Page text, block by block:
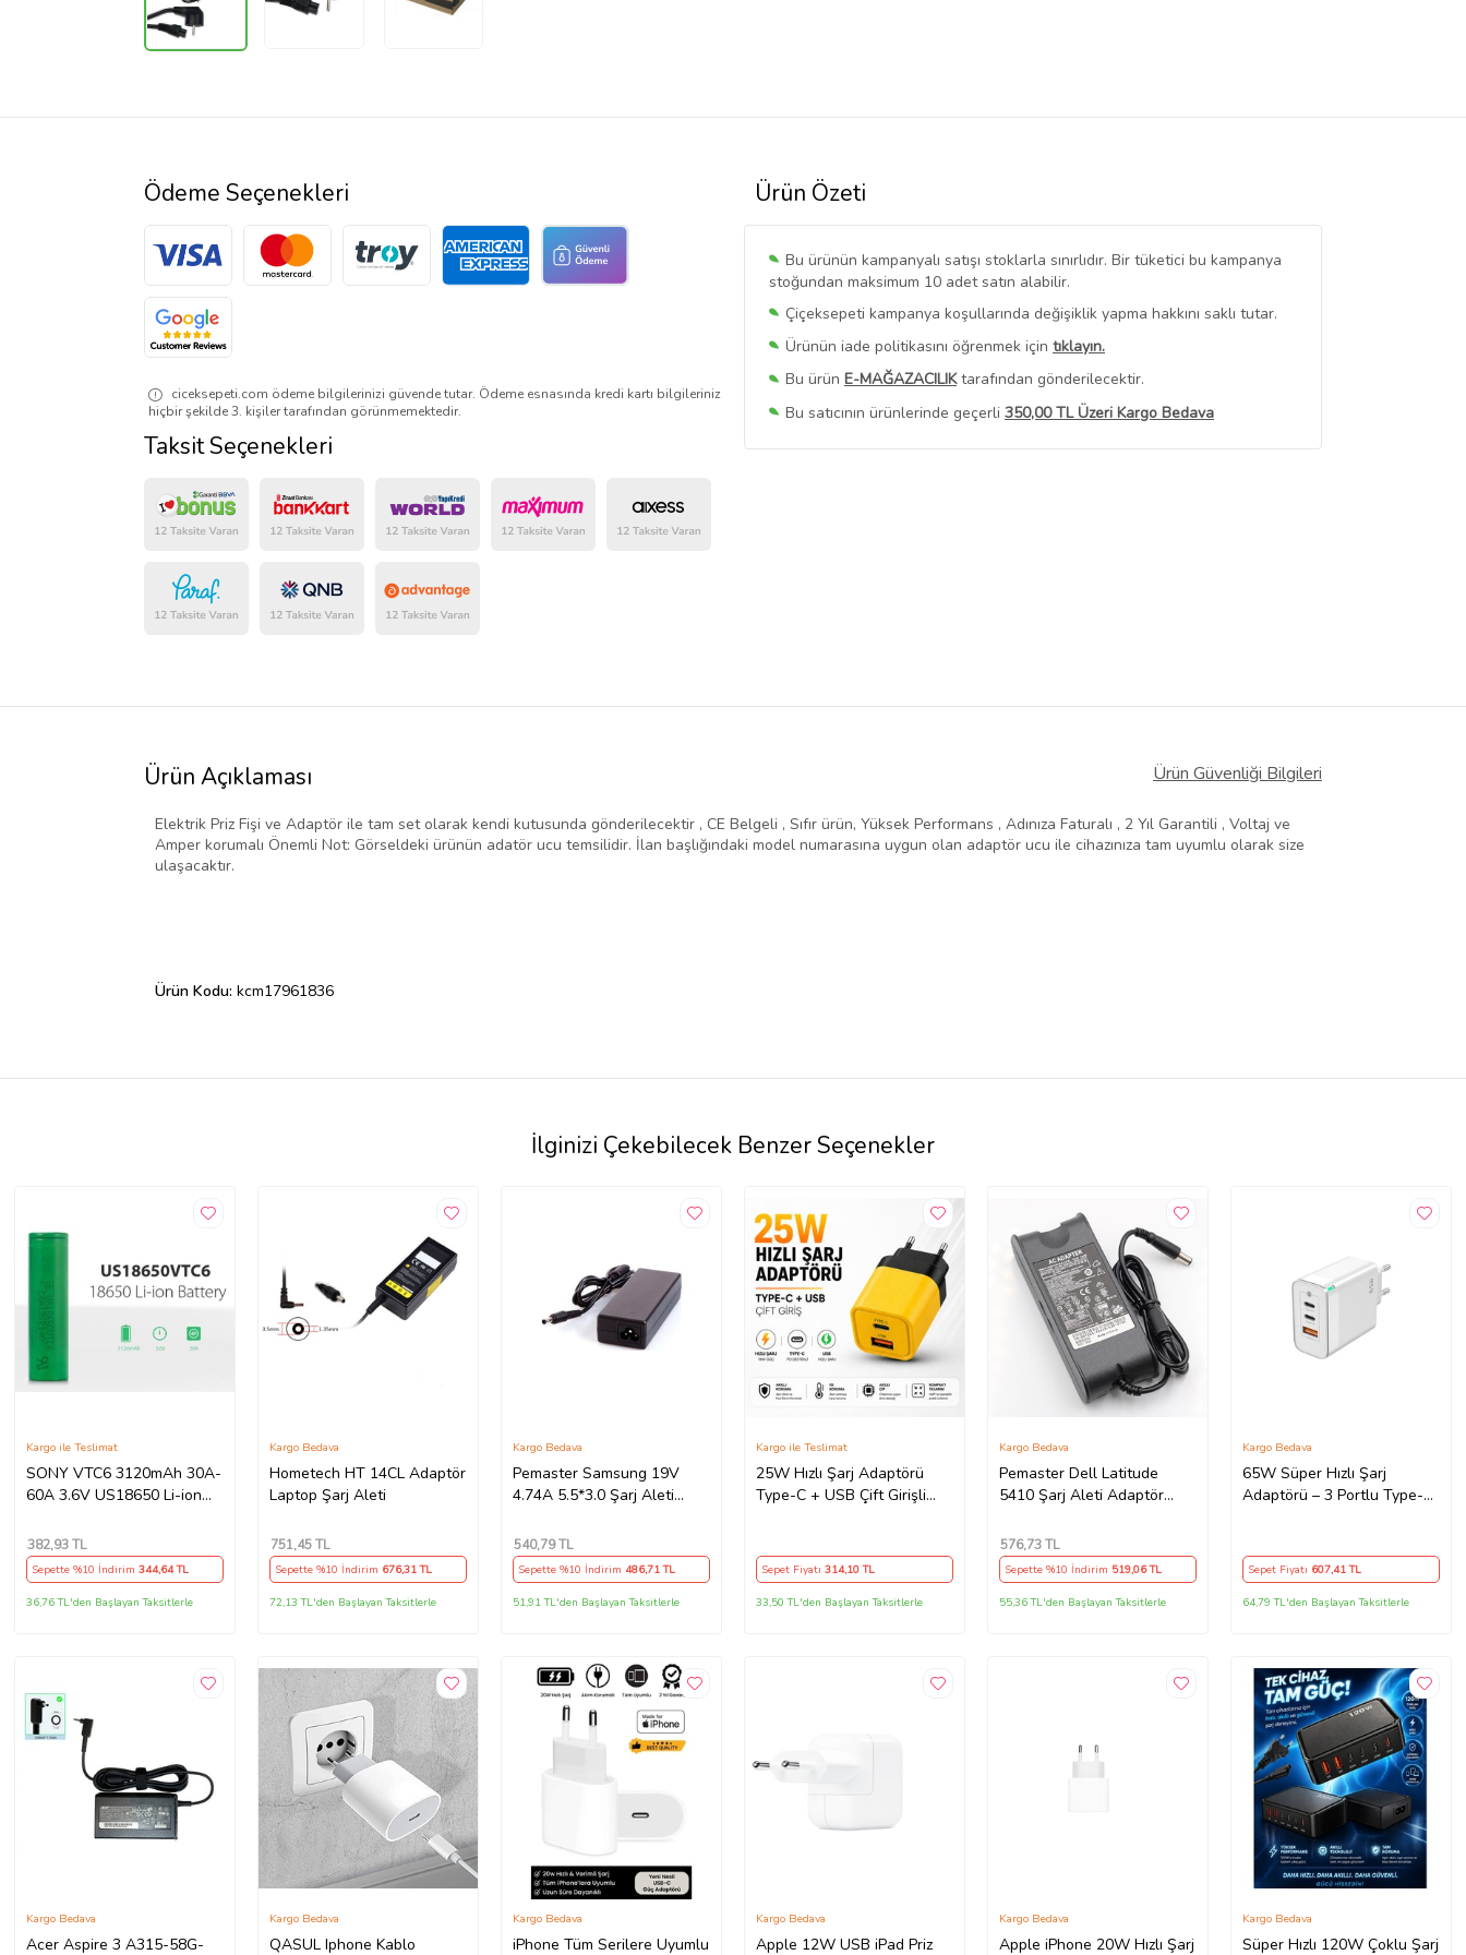
Ürün Özeti
Bu ürünün kampanyalı satışı stoklarla sınırlıdır. Bir tüketici bu kampanya
stoğundan maksimum 10 adet satın alabilir.
Çiçeksepeti kampanya koşullarında değişiklik yapma hakkını saklı tutar.
Ürünün iade politikasını öğrenmek için tıklayın.
Bu ürün E-MAĞAZACILIKtarafından gönderilecektir.
Bu satıcının ürünlerinde geçerli 350,00 TL Üzeri Kargo Bedava
Bu SatıcınınTüm Ürünlerini Görüntüle
Ödeme Seçenekleri
ciceksepeti.com ödeme bilgilerinizi güvende tutar. Ödeme esnasında kredi kartı bilgileriniz
hiçbir şekilde 3. kişiler tarafından görünmemektedir.
Taksit Seçenekleri
Ürün Açıklaması Ürün Güvenliği Bilgileri
Elektrik Priz Fişi ve Adaptör ile tam set olarak kendi kutusunda gönderilecektir , CE Belgeli , Sıfır ürün, Yüksek Performans , Adınıza Faturalı , 2 Yıl Garantili , Voltaj ve
Amper korumalı Önemli Not: Görseldeki ürünün adatör ucu temsilidir. İlan başlığındaki model numarasına uygun olan adaptör ucu ile cihazınıza tam uyumlu olarak size
ulaşacaktır.
Ürün Kodu: kcm17961836
İlginizi Çekebilecek Benzer Seçenekler
SONY VTC6 3120mAh 30A-
60A 3.6V US18650 Li-ion
Kargo ile Teslimat
382,93 TL
Sepette %10 İndirim 344,64 TL
36,76 TL'den Başlayan Taksitlerle
Hometech HT 14CL Adaptör
Laptop Şarj Aleti
Kargo Bedava
751,45 TL
Sepette %10 İndirim 676,31 TL
72,13 TL'den Başlayan Taksitlerle
Pemaster Samsung 19V
4.74A 5.5*3.0 Şarj Aleti
Kargo Bedava
540,79 TL
Sepette %10 İndirim 486,71 TL
51,91 TL'den Başlayan Taksitlerle
25W Hızlı Şarj Adaptörü
Type-C + USB Çift Girişli
Kargo ile Teslimat
Sepet Fiyatı 314,10 TL
33,50 TL'den Başlayan Taksitlerle
Pemaster Dell Latitude
5410 Şarj Aleti Adaptör
Kargo Bedava
576,73 TL
Sepette %10 İndirim 519,06 TL
55,36 TL'den Başlayan Taksitlerle
65W Süper Hızlı Şarj
Adaptörü – 3 Portlu Type-C
Cihazı – iPhone, Samsung,
Laptop Uyumlu, 3 Portlu
65W PD + QC Hızlı Şarj
Tipi Şarj Adaptörü – Type-C
PD
Kargo Bedava
Sepet Fiyatı 607,41 TL
64,79 TL'den Başlayan Taksitlerle
Acer Aspire 3 A315-58G-
Kargo Bedava
QASUL Iphone Kablo
Kargo Bedava
iPhone Tüm Serilere Uyumlu
Kargo Bedava
Apple 12W USB iPad Priz
Kargo Bedava
Apple iPhone 20W Hızlı Şarj
Kargo Bedava
Süper Hızlı 120W Çoklu Şarj
Kargo Bedava